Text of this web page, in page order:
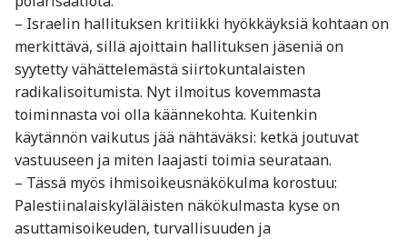
– Israelin hallituksen kritiikki hyökkäyksiä kohtaan on
merkittävä, sillä ajoittain hallituksen jäseniä on
syytetty vähättelemästä siirtokuntalaisten
radikalisoitumista. Nyt ilmoitus kovemmasta
toiminnasta voi olla käännekohta. Kuitenkin
käytännön vaikutus jää nähtäväksi: ketkä joutuvat
vastuuseen ja miten laajasti toimia seurataan.
– Tässä myös ihmisoikeusnäkökulma korostuu:
Palestiinalaiskyläläisten näkökulmasta kyse on
asuttamisoikeuden, turvallisuuden ja